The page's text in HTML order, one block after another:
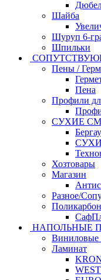
Шайба
Шуруп 6-
Шпильки
Пены /
Пена
Профили
СУХИЕ
Хозтовары
Магазин
Разное/
НАПОЛЬНЫЕ
Виниловые
Ламинат